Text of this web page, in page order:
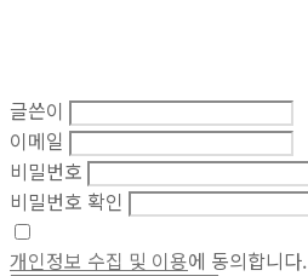
글쓴이
이메일
비밀번호
비밀번호 확인
개인정보 수집 및 이용에 동의합니다.